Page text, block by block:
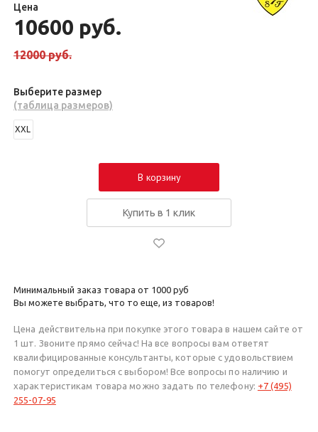
Цена
10600 руб.
12000руб.
Выберите размер
(таблица размеров)
XXL
В корзину
Купить в 1 клик
Минимальный заказ товара от 1000 руб
Вы можете выбрать, что то еще, из товаров!
Цена действительна при покупке этого товара в нашем сайте от
1 шт. Звоните прямо сейчас! На все вопросы вам ответят
квалифицированные консультанты, которые с удовольствием
помогут определиться с выбором! Все вопросы по наличию и
характеристикам товара можно задать по телефону: +7 (495)
255-07-95